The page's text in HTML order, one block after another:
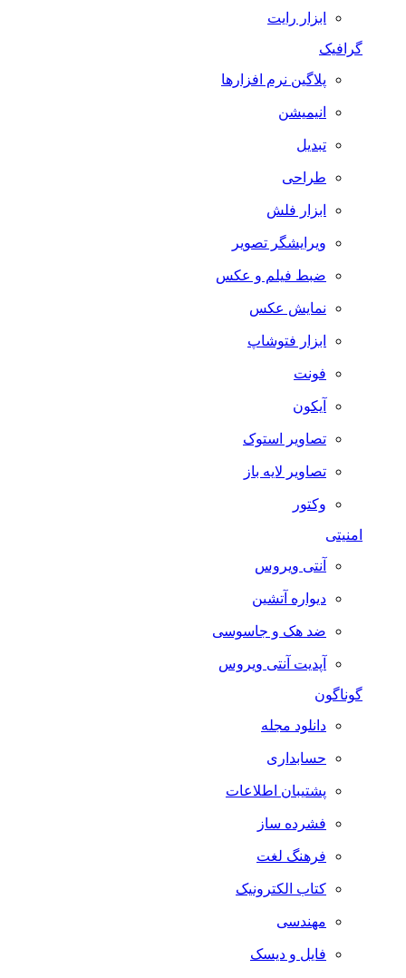
ابزار رایت
گرافیک
پلاگین نرم افزارها
انیمیشن
تبدیل
طراحی
ابزار فلش
ویرایشگر تصویر
ضبط فيلم و عكس
نمایش عکس
ابزار فتوشاپ
فونت
آیکون
تصاویر استوک
تصاویر لایه باز
وکتور
امنیتی
آنتی ویروس
دیواره آتشین
ضد هک و جاسوسی
آپدیت آنتی ویروس
گوناگون
دانلود مجله
حسابداری
پشتیبان اطلاعات
فشرده ساز
فرهنگ لغت
کتاب الکترونیک
مهندسی
فایل و دیسک